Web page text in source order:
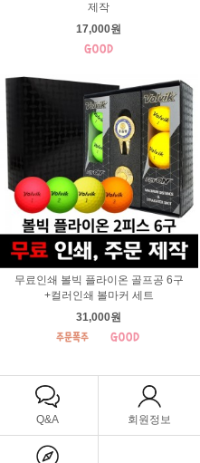
제작
17,000원
무료인쇄 볼빅 플라이온 골프공 6구
+컬러인쇄 볼마커 세트
31,000원
Q&A 회원정보